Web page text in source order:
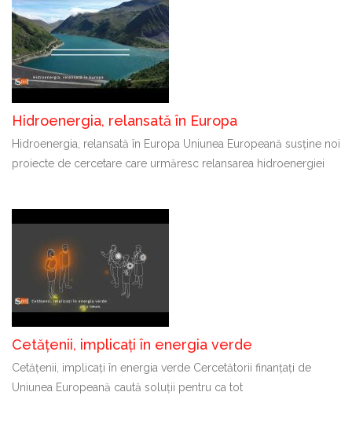
Hidroenergia, relansată în Europa
Hidroenergia, relansată în Europa Uniunea Europeană susține noi
proiecte de cercetare care urmăresc relansarea hidroenergiei
Cetățenii, implicați în energia verde
Cetățenii, implicați în energia verde Cercetătorii finanțați de
Uniunea Europeană caută soluții pentru ca tot